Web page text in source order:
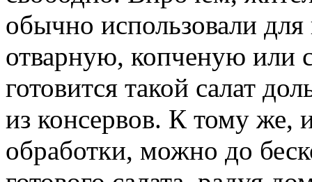
обычно использовали для
отварную, копченую или
готовится такой салат
из консервов. К тому же,
обработки, можно до